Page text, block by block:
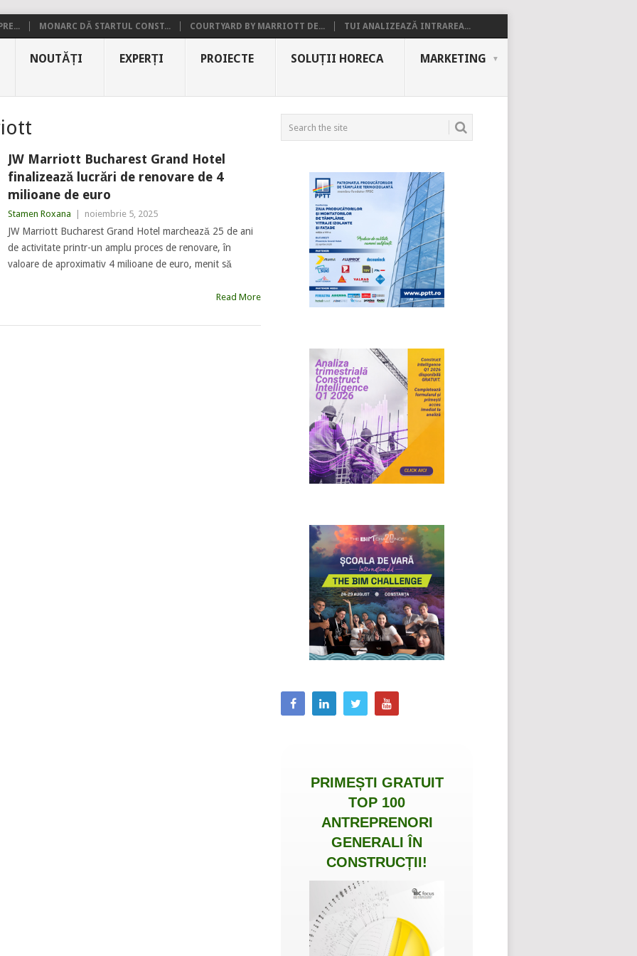
MONARC DĂ STARTUL CONST... COURTYARD BY MARRIOTT DE... TUI ANALIZEAZĂ INTRAREA...
NOUTĂȚI EXPERȚI PROIECTE SOLUȚII HORECA MARKETING
JW Marriott Bucharest Grand Hotel
finalizează lucrări de renovare de 4
milioane de euro
Stamen Roxana noiembrie 5, 2025
JW Marriott Bucharest Grand Hotel marchează 25 de ani
de activitate printr-un amplu proces de renovare, în
valoare de aproximativ 4 milioane de euro, menit să
Read More
PRIMEȘTI GRATUIT
TOP 100
ANTREPRENORI
GENERALI ÎN
CONSTRUCȚII!